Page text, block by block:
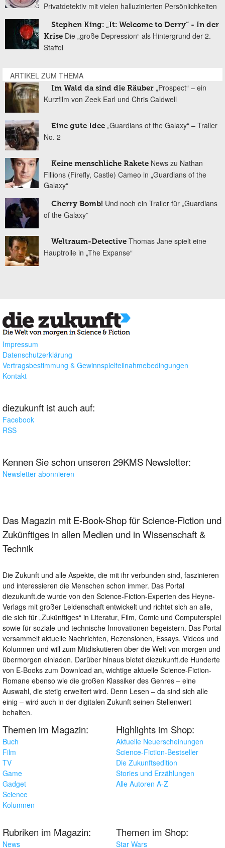
Privatdetektiv mit vielen halluzinierten Persönlichkeiten
Stephen King: „It: Welcome to Derry“ - In der
Krise Die „große Depression“ als Hintergrund der 2.
Staffel
ARTIKEL ZUM THEMA
Im Wald da sind die Räuber „Prospect“ – ein
Kurzfilm von Zeek Earl und Chris Caldwell
Eine gute Idee „Guardians of the Galaxy“ – Trailer
No. 2
Keine menschliche Rakete News zu Nathan
Fillions (Firefly, Castle) Cameo in „Guardians of the
Galaxy“
Cherry Bomb! Und noch ein Trailer für „Guardians
of the Galaxy”
Weltraum-Detective Thomas Jane spielt eine
Hauptrolle in „The Expanse“
Impressum
Datenschutzerklärung
Vertragsbestimmung & Gewinnspielteilnahmebedingungen
Kontakt
diezukunft ist auch auf:
Facebook
RSS
Kennen Sie schon unseren 29KMS Newsletter:
Newsletter abonnieren
Das Magazin mit E-Book-Shop für Science-Fiction und
Zukünftiges in allen Medien und in Wissenschaft &
Technik
Die Zukunft und alle Aspekte, die mit ihr verbunden sind, faszinieren
und interessieren die Menschen schon immer. Das Portal
diezukunft.de wurde von den Science-Fiction-Experten des Heyne-
Verlags mit großer Leidenschaft entwickelt und richtet sich an alle,
die sich für „Zukünftiges“ in Literatur, Film, Comic und Computerspiel
sowie für soziale und technische Innovationen begeistern. Das Portal
versammelt aktuelle Nachrichten, Rezensionen, Essays, Videos und
Kolumnen und will zum Mitdiskutieren über die Welt von morgen und
übermorgen einladen. Darüber hinaus bietet diezukunft.de Hunderte
von E-Books zum Download an, wichtige aktuelle Science-Fiction-
Romane ebenso wie die großen Klassiker des Genres – eine
Auswahl, die stetig erweitert wird. Denn Lesen – da sind sich alle
einig – wird auch in der digitalen Zukunft seinen Stellenwert
behalten.
Themen im Magazin:
Buch
Film
TV
Game
Gadget
Science
Kolumnen
Highlights im Shop:
Aktuelle Neuerscheinungen
Science-Fiction-Bestseller
Die Zukunftsedition
Stories und Erzählungen
Alle Autoren A-Z
Rubriken im Magazin:
News
Themen im Shop:
Star Wars